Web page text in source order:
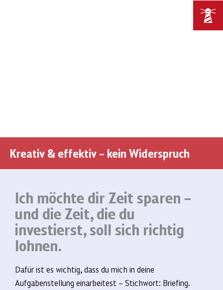
Kreativ & effektiv – kein Widerspruch
Ich möchte dir Zeit sparen –
und die Zeit, die du
investierst, soll sich richtig
lohnen.
Dafür ist es wichtig, dass du mich in deine
Aufgabenstellung einarbeitest – Stichwort: Briefing.